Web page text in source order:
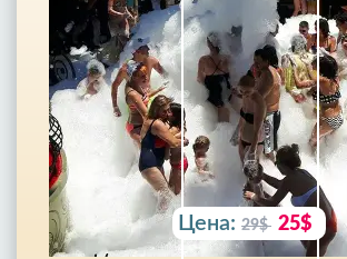
Цена: 29$ 25$